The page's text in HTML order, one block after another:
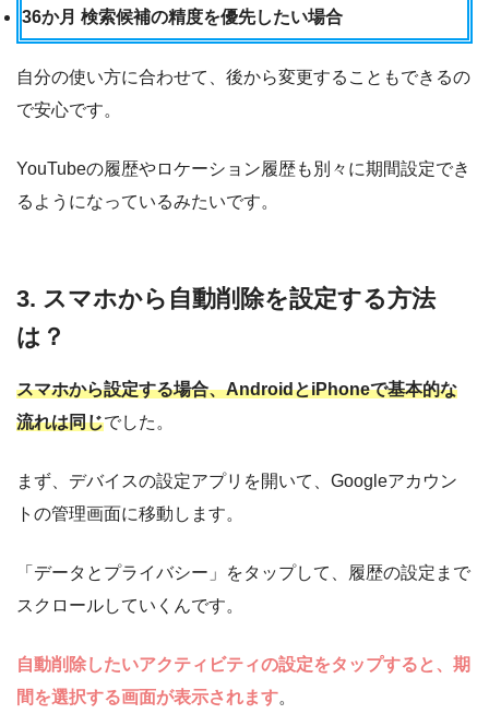
36か月 検索候補の精度を優先したい場合
自分の使い方に合わせて、後から変更することもできるの
で安心です。
YouTubeの履歴やロケーション履歴も別々に期間設定でき
るようになっているみたいです。
3. スマホから自動削除を設定する方法
は？
スマホから設定する場合、AndroidとiPhoneで基本的な
流れは同じでした。
まず、デバイスの設定アプリを開いて、Googleアカウン
トの管理画面に移動します。
「データとプライバシー」をタップして、履歴の設定まで
スクロールしていくんです。
自動削除したいアクティビティの設定をタップすると、期
間を選択する画面が表示されます。